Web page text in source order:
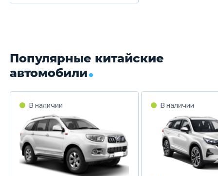
Популярные китайские
автомобили